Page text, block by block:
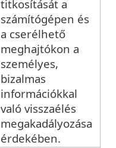
titkosítását a
számítógépen és
a cserélhető
meghajtókon a
személyes,
bizalmas
információkkal
való visszaélés
megakadályozása
érdekében.